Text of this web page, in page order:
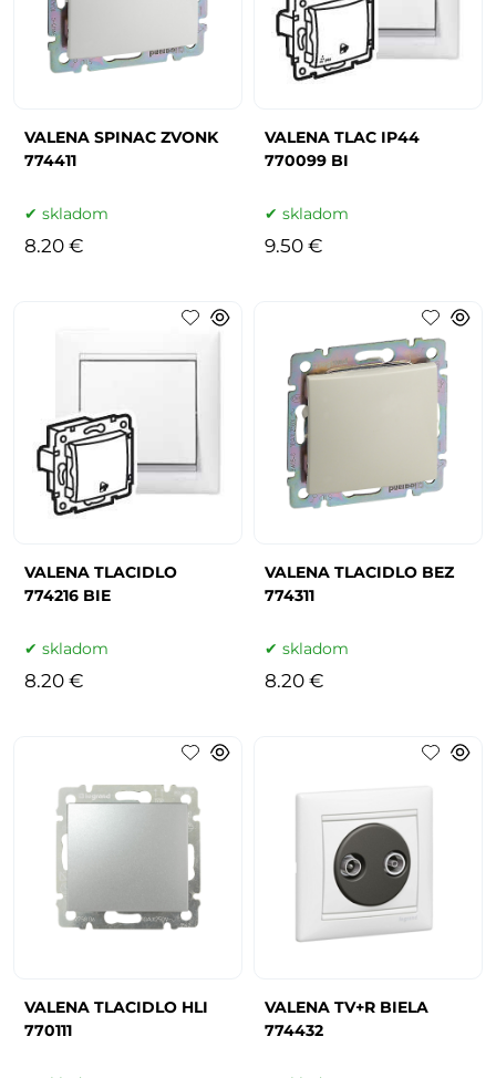
VALENA SPINAC ZVONK
774411
skladom
8.20 €
VALENA TLAC IP44
770099 BI
skladom
9.50 €
VALENA TLACIDLO
774216 BIE
skladom
8.20 €
VALENA TLACIDLO BEZ
774311
skladom
8.20 €
VALENA TLACIDLO HLI
770111
VALENA TV+R BIELA
774432